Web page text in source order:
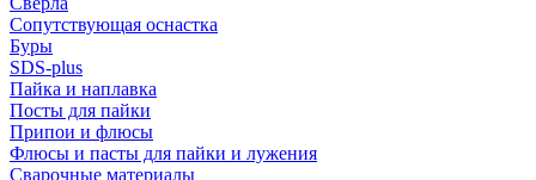
Сопутствующая оснастка
Буры
SDS-plus
Пайка и наплавка
Посты для пайки
Припои и флюсы
Флюсы и пасты для пайки и лужения
Сварочные материалы